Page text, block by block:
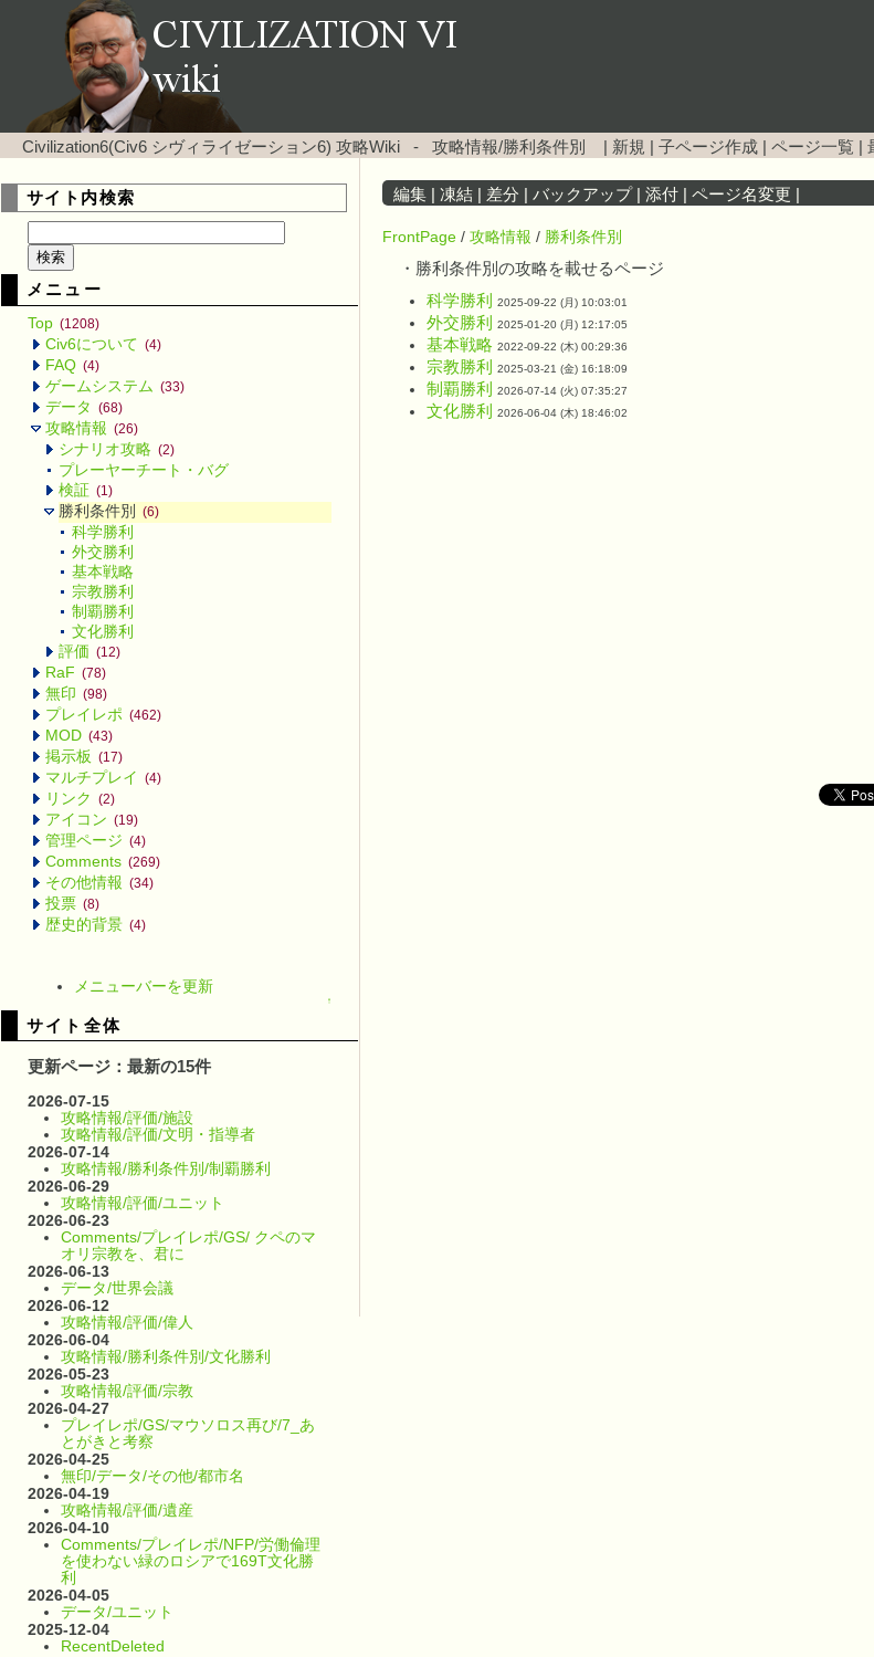
Civilization6(Civ6 シヴィライゼーション6) 攻略Wiki - 攻略情報/勝利条件別 新規 子ページ作成 ページ一覧
サイト内検索
メニュー
Top (1208)
Civ6について (4)
FAQ (4)
ゲームシステム (33)
データ (68)
攻略情報 (26)
シナリオ攻略 (2)
プレーヤーチート・バグ
検証 (1)
勝利条件別 (6)
科学勝利
外交勝利
基本戦略
宗教勝利
制覇勝利
文化勝利
評価 (12)
RaF (78)
無印 (98)
プレイレポ (462)
MOD (43)
掲示板 (17)
マルチプレイ (4)
リンク (2)
アイコン (19)
管理ページ (4)
Comments (269)
その他情報 (34)
投票 (8)
歴史的背景 (4)
メニューバーを更新
↑
サイト全体
更新ページ：最新の15件
2026-07-15
攻略情報/評価/施設
攻略情報/評価/文明・指導者
2026-07-14
攻略情報/勝利条件別/制覇勝利
2026-06-29
攻略情報/評価/ユニット
2026-06-23
Comments/プレイレポ/GS/ クペのマ
オリ宗教を、君に
2026-06-13
データ/世界会議
2026-06-12
攻略情報/評価/偉人
2026-06-04
攻略情報/勝利条件別/文化勝利
2026-05-23
攻略情報/評価/宗教
2026-04-27
プレイレポ/GS/マウソロス再び/7_あ
とがきと考察
2026-04-25
無印/データ/その他/都市名
2026-04-19
攻略情報/評価/遺産
2026-04-10
Comments/プレイレポ/NFP/労働倫理
を使わない緑のロシアで169T文化勝
利
2026-04-05
データ/ユニット
2025-12-04
RecentDeleted
編集 凍結 差分 バックアップ| 添付 ページ名変更
FrontPage / 攻略情報 / 勝利条件別
・勝利条件別の攻略を載せるページ
科学勝利
2025-09-22 (月) 10:03:01
外交勝利 2025-01-20 (月) 12:17:05
基本戦略 2022-09-22 (木) 00:29:36
宗教勝利 2025-03-21 (金) 16:18:09
制覇勝利 2026-07-14 (火) 07:35:27
文化勝利 2026-06-04 (木) 18:46:02